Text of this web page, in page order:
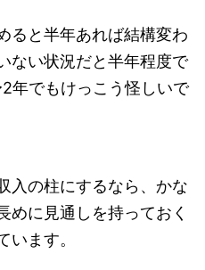
ると半年あれば結構変わ
ない状況だと半年程度で
年でもけっこう怪しいで
入の柱にするなら、かな
めに見通しを持っておく
います。